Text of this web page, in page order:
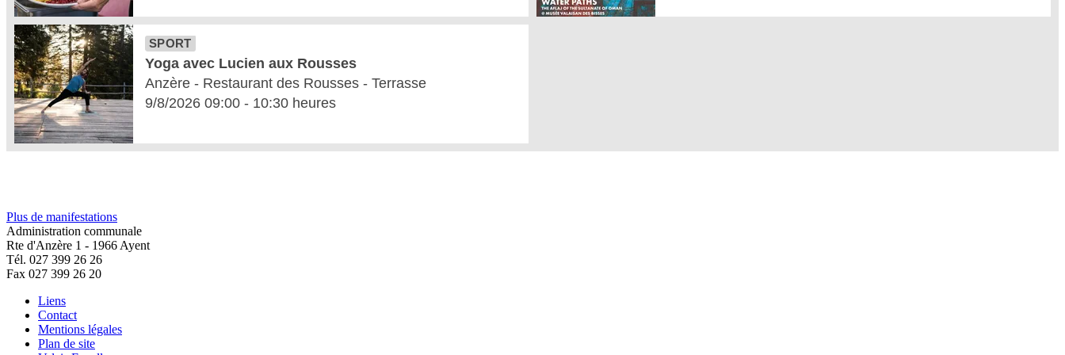
Plus de manifestations
Administration communale
Rte d'Anzère 1 - 1966 Ayent
Tél. 027 399 26 26
Fax 027 399 26 20
Liens
Contact
Mentions légales
Plan de site